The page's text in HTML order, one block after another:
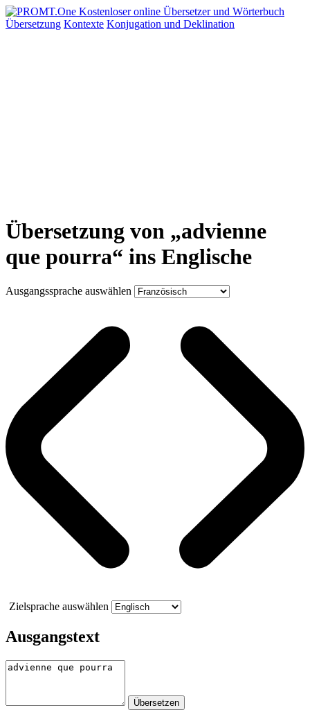
Übersetzung Kontexte Konjugation und Deklination
Übersetzung von „advienne
que pourra“ ins Englische
Ausgangssprache auswählen
Zielsprache auswählen
Ausgangstext